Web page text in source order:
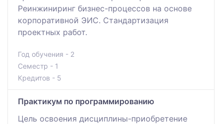
Реинжиниринг бизнес-процессов на основе
корпоративной ЭИС. Стандартизация
проектных работ.
Год обучения - 2
Семестр - 1
Кредитов - 5
Практикум по программированию
Цель освоения дисциплины-приобретение